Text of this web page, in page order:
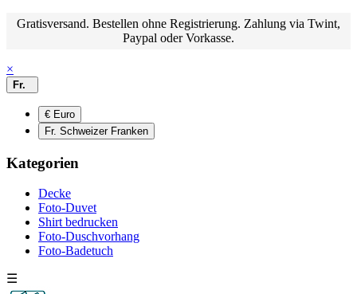
Gratisversand. Bestellen ohne Registrierung. Zahlung via Twint,
Paypal oder Vorkasse.
×
Fr.
€ Euro
Fr. Schweizer Franken
Kategorien
Decke
Foto-Duvet
Shirt bedrucken
Foto-Duschvorhang
Foto-Badetuch
☰